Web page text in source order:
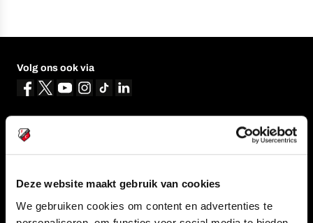
Deze website maakt gebruik van cookies
We gebruiken cookies om content en advertenties te
Volg ons ook via
Navigeer naar
CLUB
TEAMS
FOUNDATION
KAARTVERKOOP